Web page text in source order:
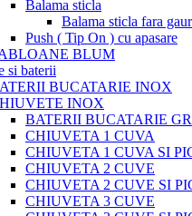
Balama sticla
Balama sticla fara
Push ( Tip On ) cu apasare
BLUM
si baterii
BUCATARIE INOX
INOX
BATERII BUCATARIE
CHIUVETA 1 CUVA
CHIUVETA 1 CUVA SI
CHIUVETA 2 CUVE
CHIUVETA 2 CUVE SI
CHIUVETA 3 CUVE